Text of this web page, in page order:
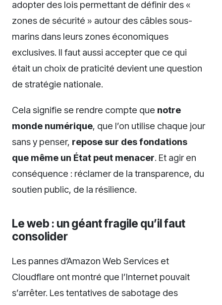
adopter des lois permettant de définir des «
zones de sécurité » autour des câbles sous-
marins dans leurs zones économiques
exclusives. Il faut aussi accepter que ce qui
était un choix de praticité devient une question
de stratégie nationale.
Cela signifie se rendre compte que notre
monde numérique, que l’on utilise chaque jour
sans y penser, repose sur des fondations
que même un État peut menacer. Et agir en
conséquence : réclamer de la transparence, du
soutien public, de la résilience.
Le web : un géant fragile qu’il faut
consolider
Les pannes d’Amazon Web Services et
Cloudflare ont montré que l’Internet pouvait
s’arrêter. Les tentatives de sabotage des